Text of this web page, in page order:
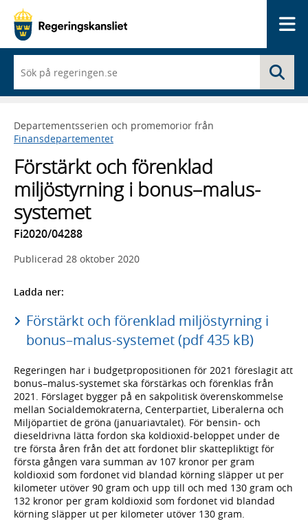
du
börjar
skriva
framträder
en
med
sökförslag
Departementsserien och promemorior från
Finansdepartementet
Förstärkt och förenklad
miljöstyrning i bonus–malus-
systemet
Fi2020/04288
Publicerad 28 oktober 2020
Ladda ner:
Förstärkt och förenklad miljöstyrning i
bonus–malus-systemet (pdf 435 kB)
Regeringen har i budgetpropositionen för 2021 föreslagit att
bonus–malus-systemet ska förstärkas och förenklas från
2021. Förslaget bygger på en sakpolitisk överenskommelse
mellan Socialdemokraterna, Centerpartiet, Liberalerna och
Miljöpartiet de gröna (januariavtalet). För bensin- och
dieseldrivna lätta fordon ska koldioxid-beloppet under de
tre första åren från det att fordonet blir skattepliktigt för
första gången vara summan av 107 kronor per gram
koldioxid som fordonet vid blandad körning släpper ut per
kilometer utöver 90 gram och upp till och med 130 gram och
132 kronor per gram koldioxid som fordonet vid blandad
körning släpper ut per kilometer utöver 130 gram.